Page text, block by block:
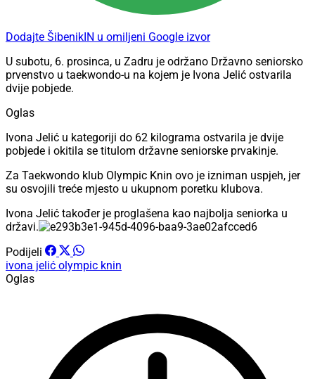
Dodajte ŠibenikIN u omiljeni Google izvor
U subotu, 6. prosinca, u Zadru je održano Državno seniorsko
prvenstvo u taekwondo-u na kojem je Ivona Jelić ostvarila
dvije pobjede.
Oglas
Ivona Jelić u kategoriji do 62 kilograma ostvarila je dvije
pobjede i okitila se titulom državne seniorske prvakinje.
Za Taekwondo klub Olympic Knin ovo je izniman uspjeh, jer
su osvojili treće mjesto u ukupnom poretku klubova.
Ivona Jelić također je proglašena kao najbolja seniorka u
državi.
Podijeli
ivona jelić olympic knin
Oglas